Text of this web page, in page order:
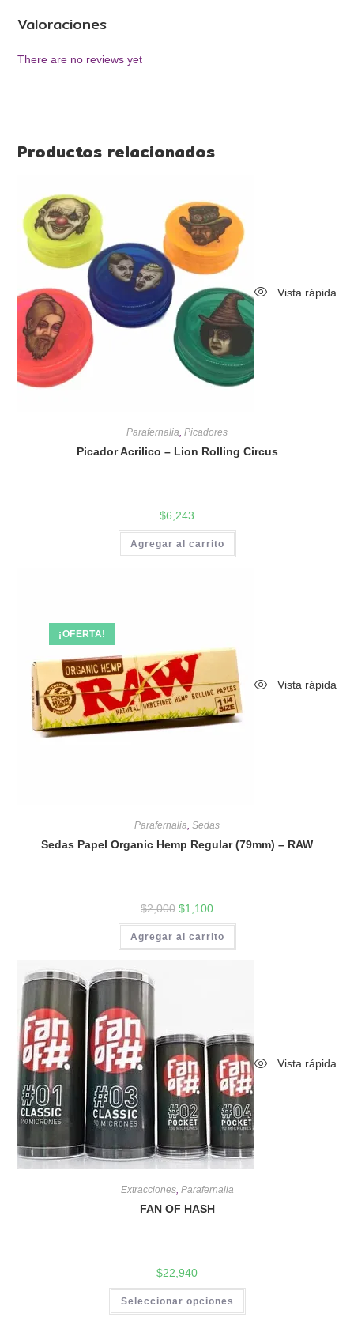
Valoraciones
There are no reviews yet
Productos relacionados
Vista rápida
Parafernalia, Picadores
Picador Acrilico – Lion Rolling Circus
$6,243
Agregar al carrito
¡OFERTA!
Vista rápida
Parafernalia Sedas
Sedas Papel Organic Hemp Regular (79mm) – RAW
$2,000 $1,100
Agregar al carrito
Vista rápida
Extracciones, Parafernalia
FAN OF HASH
$22,940
Seleccionar opciones